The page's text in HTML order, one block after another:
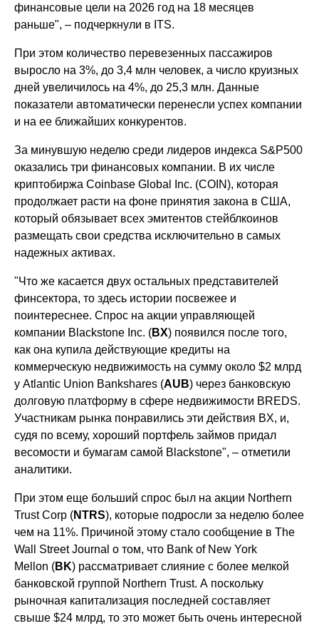
финансовые цели на 2026 год на 18 месяцев
раньше", – подчеркнули в ITS.
При этом количество перевезенных пассажиров
выросло на 3%, до 3,4 млн человек, а число круизных
дней увеличилось на 4%, до 25,3 млн. Данные
показатели автоматически перенесли успех компании
и на ее ближайших конкурентов.
За минувшую неделю среди лидеров индекса S&P500
оказались три финансовых компании. В их числе
криптобиржа Coinbase Global Inc. (COIN), которая
продолжает расти на фоне принятия закона в США,
который обязывает всех эмитентов стейблкоинов
размещать свои средства исключительно в самых
надежных активах.
"Что же касается двух остальных представителей
финсектора, то здесь истории посвежее и
поинтереснее. Спрос на акции управляющей
компании Blackstone Inc. (BX) появился после того,
как она купила действующие кредиты на
коммерческую недвижимость на сумму около $2 млрд
у Atlantic Union Bankshares (AUB) через банковскую
долговую платформу в сфере недвижимости BREDS.
Участникам рынка понравились эти действия BX, и,
судя по всему, хороший портфель займов придал
весомости и бумагам самой Blackstone", – отметили
аналитики.
При этом еще больший спрос был на акции Northern
Trust Corp (NTRS), которые подросли за неделю более
чем на 11%. Причиной этому стало сообщение в The
Wall Street Journal о том, что Bank of New York
Mellon (BK) рассматривает слияние с более мелкой
банковской группой Northern Trust. А поскольку
рыночная капитализация последней составляет
свыше $24 млрд, то это может быть очень интересной